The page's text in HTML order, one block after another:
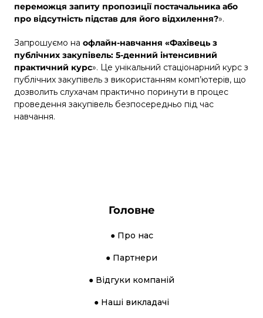
переможця запиту пропозиції постачальника або
про відсутність підстав для його відхилення?».
Запрошуємо на офлайн-навчання «Фахівець з
публічних закупівель: 5-денний інтенсивний
практичний курс». Це унікальний стаціонарний курс з
публічних закупівель з використанням комп’ютерів, що
дозволить слухачам практично поринути в процес
проведення закупівель безпосередньо під час
навчання.
Головне
● Про нас
● Партнери
● Відгуки компаній
● Наші викладачі